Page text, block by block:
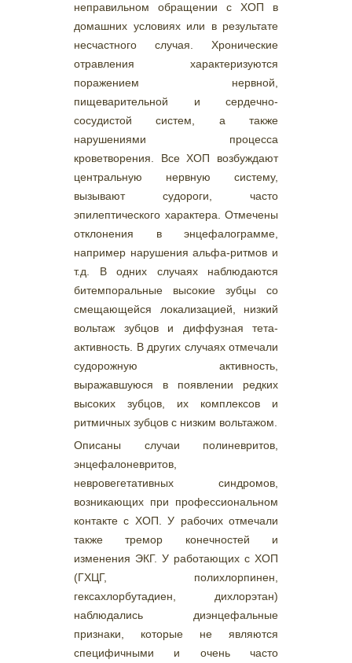
неправильном обращении с ХОП в
домашних условиях или в результате
несчастного случая. Хронические
отравления характеризуются
поражением нервной,
пищеварительной и сердечно-
сосудистой систем, а также
нарушениями процесса
кроветворения. Все ХОП возбуждают
центральную нервную систему,
вызывают судороги, часто
эпилептического характера. Отмечены
отклонения в энцефалограмме,
например нарушения альфа-ритмов и
т.д. В одних случаях наблюдаются
битемпоральные высокие зубцы со
смещающейся локализацией, низкий
вольтаж зубцов и диффузная тета-
активность. В других случаях отмечали
судорожную активность,
выражавшуюся в появлении редких
высоких зубцов, их комплексов и
ритмичных зубцов с низким вольтажом.
Описаны случаи полиневритов,
энцефалоневритов,
невровегетативных синдромов,
возникающих при профессиональном
контакте с ХОП. У рабочих отмечали
также тремор конечностей и
изменения ЭКГ. У работающих с ХОП
(ГХЦГ, полихлорпинен,
гексахлорбутадиен, дихлорэтан)
наблюдались диэнцефальные
признаки, которые не являются
специфичными и очень часто